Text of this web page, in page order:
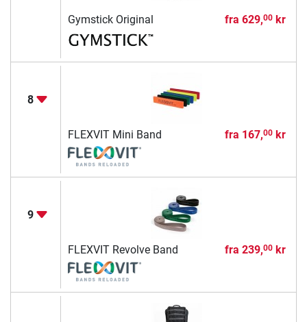
Gymstick Original fra 629,00kr
8
FLEXVIT Mini Band fra 167,00kr
9
FLEXVIT Revolve Band fra 239,00kr